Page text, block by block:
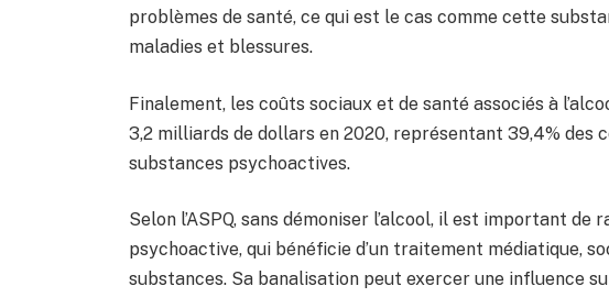
problèmes de santé, ce qui est le cas comme cette
maladies et blessures.
Finalement, les coûts sociaux et de santé associés à
3,2 milliards de dollars en 2020, représentant 39,4% des
substances psychoactives.
Selon l’ASPQ, sans démoniser l’alcool, il est important de
psychoactive, qui bénéficie d’un traitement médiatique,
substances. Sa banalisation peut exercer une influence